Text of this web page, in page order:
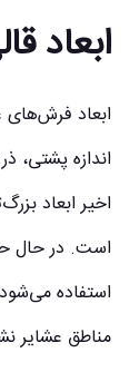
ابعاد
اندازه
اخیر ابعاد
است. در حال
استفاده
مناطق عشایر